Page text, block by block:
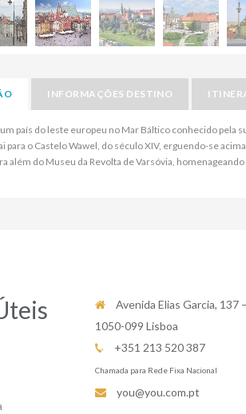
INFORMAÇÕES DESTINO
país do leste europeu no Mar Báltico conhecido pela
para o Castelo Wawel, do século XIV, erguendo-se
além do Museu da Revolta de Varsóvia,
Avenida Elias Garcia, 137
1050-099 Lisboa
+351 213 520 387
Chamada para Rede Fixa Nacional
you@you.com.pt